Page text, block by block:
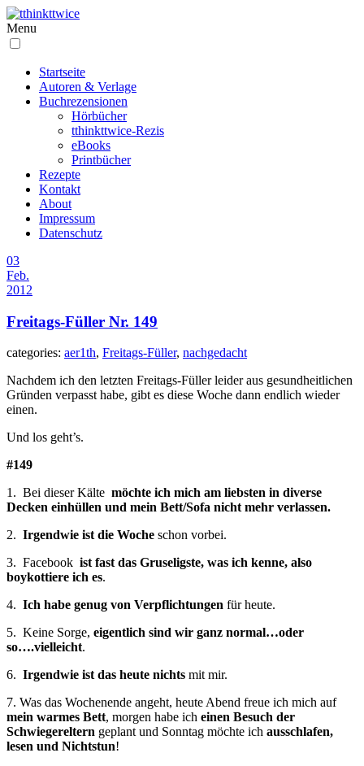
Menu
Startseite
Autoren & Verlage
Buchrezensionen
Hörbücher
tthinkttwice-Rezis
eBooks
Printbücher
Rezepte
Kontakt
About
Impressum
Datenschutz
03
Feb.
2012
Freitags-Füller Nr. 149
categories: aer1th, Freitags-Füller, nachgedacht
Nachdem ich den letzten Freitags-Füller leider aus gesundheitlichen
Gründen verpasst habe, gibt es diese Woche dann endlich wieder
einen.
Und los geht’s.
#149
1. Bei dieser Kälte möchte ich mich am liebsten in diverse
Decken einhüllen und mein Bett/Sofa nicht mehr verlassen.
2. Irgendwie ist die Woche schon vorbei.
3. Facebook ist fast das Gruseligste, was ich kenne, also
boykottiere ich es.
4. Ich habe genug von Verpflichtungen für heute.
5. Keine Sorge, eigentlich sind wir ganz normal…oder
so….vielleicht.
6. Irgendwie ist das heute nichts mit mir.
7. Was das Wochenende angeht, heute Abend freue ich mich auf
mein warmes Bett, morgen habe ich einen Besuch der
Schwiegereltern geplant und Sonntag möchte ich ausschlafen,
lesen und Nichtstun!